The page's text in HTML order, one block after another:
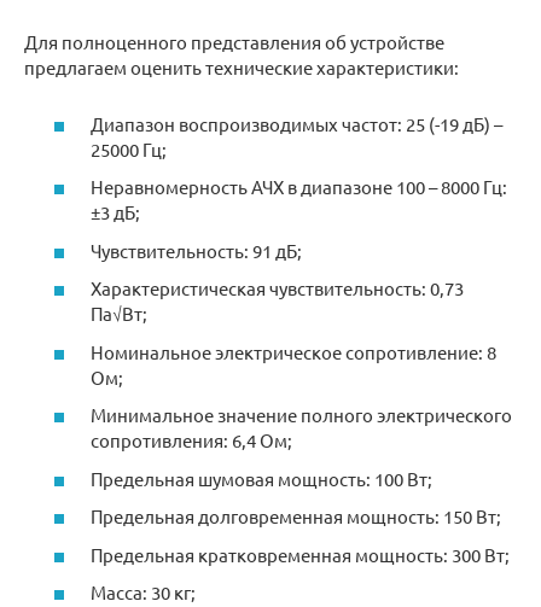
Для полноценного представления об устройстве
предлагаем оценить технические характеристики:
Диапазон воспроизводимых частот: 25 (-19 дБ) –
25000 Гц;
Неравномерность АЧХ в диапазоне 100 – 8000 Гц:
±3 дБ;
Чувствительность: 91 дБ;
Характеристическая чувствительность: 0,73
Па√Вт;
Номинальное электрическое сопротивление: 8
Ом;
Минимальное значение полного электрического
сопротивления: 6,4 Ом;
Предельная шумовая мощность: 100 Вт;
Предельная долговременная мощность: 150 Вт;
Предельная кратковременная мощность: 300 Вт;
Масса: 30 кг;